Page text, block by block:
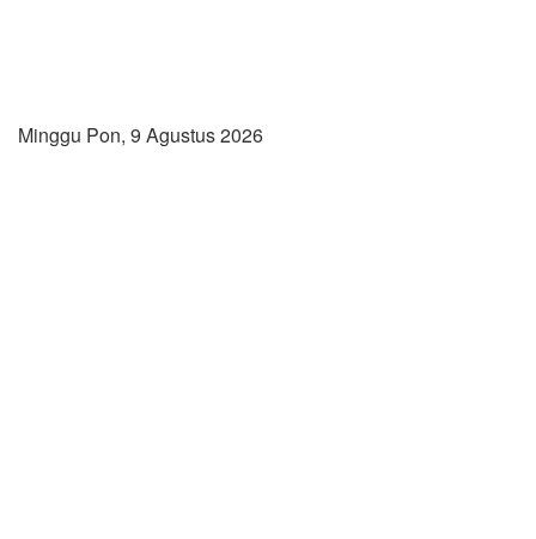
Minggu Pon, 9 Agustus 2026